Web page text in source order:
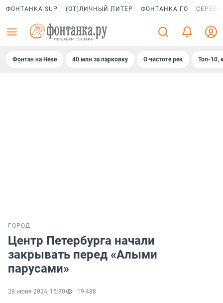
ФОНТАНКА SUP (ОТ)ЛИЧНЫЙ ПИТЕР ФОНТАНКА ГО
Фонтан на Неве 40 млн за парковку О чистоте рек Топ-10,
ГОРОД
Центр Петербурга начали
закрывать перед «Алыми
парусами»
28 июня 2024, 15:30 19 488